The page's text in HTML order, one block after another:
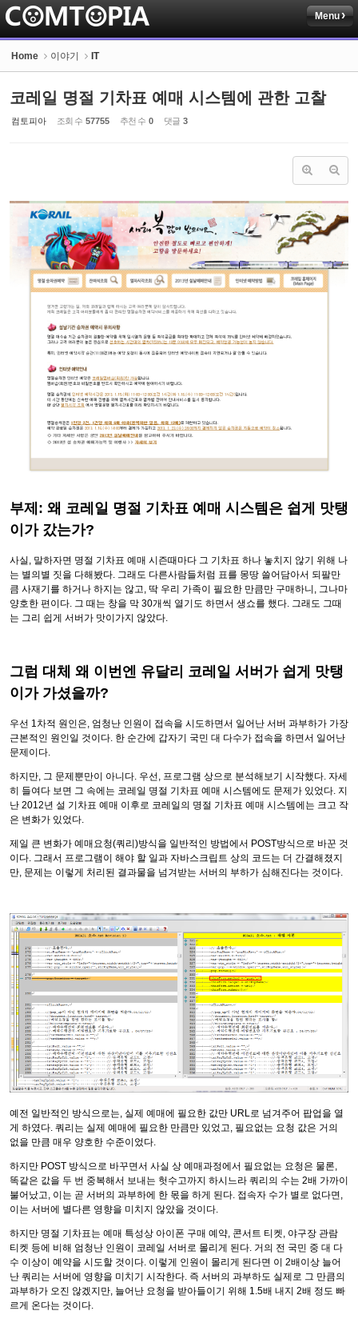
Menu
Home 이야기 IT
코레일 명절 기차표 예매 시스템에 관한 고찰
컴토피아 조회 수 57755 추천 수 0 댓글 3
부제: 왜 코레일 명절 기차표 예매 시스템은 쉽게 맛탱
이가 갔는가?
사실, 말하자면 명절 기차표 예매 시즌때마다 그 기차표 하나 놓치지 않기 위해 나
는 별의별 짓을 다해봤다. 그래도 다른사람들처럼 표를 몽땅 쓸어담아서 되팔만
큼 사재기를 하거나 하지는 않고, 딱 우리 가족이 필요한 만큼만 구매하니, 그나마
양호한 편이다. 그 때는 창을 막 30개씩 열기도 하면서 생쇼를 했다. 그래도 그때
는 그리 쉽게 서버가 맛이가지 않았다.
그럼 대체 왜 이번엔 유달리 코레일 서버가 쉽게 맛탱
이가 가셨을까?
우선 1차적 원인은, 엄청난 인원이 접속을 시도하면서 일어난 서버 과부하가 가장
근본적인 원인일 것이다. 한 순간에 갑자기 국민 대 다수가 접속을 하면서 일어난
문제이다.
하지만, 그 문제뿐만이 아니다. 우선, 프로그램 상으로 분석해보기 시작했다. 자세
히 들여다 보면 그 속에는 코레일 명절 기차표 예매 시스템에도 문제가 있었다. 지
난 2012년 설 기차표 예매 이후로 코레일의 명절 기차표 예매 시스템에는 크고 작
은 변화가 있었다.
제일 큰 변화가 예매요청(쿼리)방식을 일반적인 방법에서 POST방식으로 바꾼 것
이다. 그래서 프로그램이 해야 할 일과 자바스크립트 상의 코드는 더 간결해졌지
만, 문제는 이렇게 처리된 결과물을 넘겨받는 서버의 부하가 심해진다는 것이다.
예전 일반적인 방식으로는, 실제 예매에 필요한 값만 URL로 넘겨주어 팝업을 열
게 하였다. 쿼리는 실제 예매에 필요한 만큼만 있었고, 필요없는 요청 값은 거의
없을 만큼 매우 양호한 수준이었다.
하지만 POST 방식으로 바꾸면서 사실 상 예매과정에서 필요없는 요청은 물론,
똑같은 값을 두 번 중복해서 보내는 헛수고까지 하시느라 쿼리의 수는 2배 가까이
불어났고, 이는 곧 서버의 과부하에 한 몫을 하게 된다. 접속자 수가 별로 없다면,
이는 서버에 별다른 영향을 미치지 않았을 것이다.
하지만 명절 기차표는 예매 특성상 아이폰 구매 예약, 콘서트 티켓, 야구장 관람
티켓 등에 비해 엄청난 인원이 코레일 서버로 몰리게 된다. 거의 전 국민 중 대 다
수 이상이 예약을 시도할 것이다. 이렇게 인원이 몰리게 된다면 이 2배이상 늘어
난 쿼리는 서버에 영향을 미치기 시작한다. 즉 서버의 과부하도 실제로 그 만큼의
과부하가 오진 않겠지만, 늘어난 요청을 받아들이기 위해 1.5배 내지 2배 정도 빠
르게 온다는 것이다.
Sketchbook5, 스케치북5